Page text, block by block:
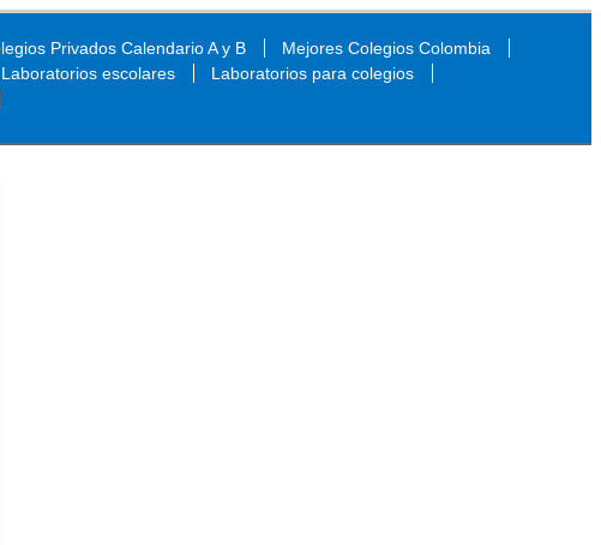
Privados Calendario A y B
Mejores Colegios Colombia
Laboratorios escolares
Laboratorios para colegios